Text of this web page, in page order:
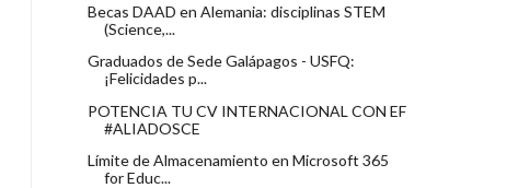
Becas DAAD en Alemania: disciplinas STEM
(Science,...
Graduados de Sede Galápagos - USFQ:
¡Felicidades p...
POTENCIA TU CV INTERNACIONAL CON EF
#ALIADOSCE
Límite de Almacenamiento en Microsoft 365
for Educ...